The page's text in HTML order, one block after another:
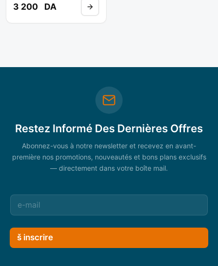
3 200 DA
Restez Informé Des Dernières Offres
Abonnez-vous à notre newsletter et recevez en avant-
première nos promotions, nouveautés et bons plans exclusifs
— directement dans votre boîte mail.
š inscrire